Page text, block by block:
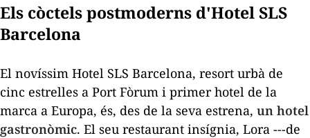
Els còctels postmoderns d'Hotel SLS
Barcelona
El novíssim Hotel SLS Barcelona, ​​ resort urbà de
cinc estrelles a Port Fòrum i primer hotel de la
marca a Europa, és, des de la seva estrena, un hotel
gastronòmic. El seu restaurant insígnia, Lora ---de